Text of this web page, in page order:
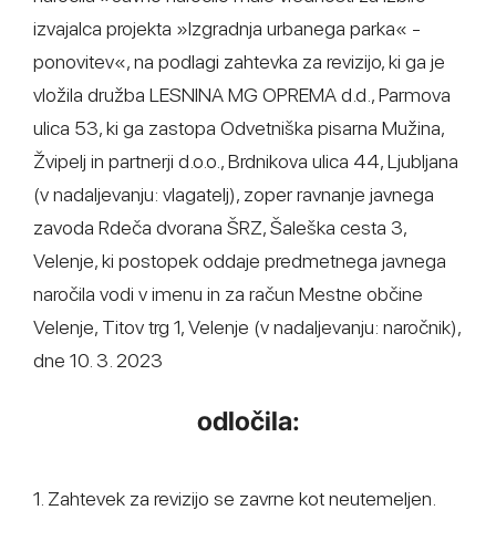
izvajalca projekta »Izgradnja urbanega parka« -
ponovitev«, na podlagi zahtevka za revizijo, ki ga je
vložila družba LESNINA MG OPREMA d.d., Parmova
ulica 53, ki ga zastopa Odvetniška pisarna Mužina,
Žvipelj in partnerji d.o.o., Brdnikova ulica 44, Ljubljana
(v nadaljevanju: vlagatelj), zoper ravnanje javnega
zavoda Rdeča dvorana ŠRZ, Šaleška cesta 3,
Velenje, ki postopek oddaje predmetnega javnega
naročila vodi v imenu in za račun Mestne občine
Velenje, Titov trg 1, Velenje (v nadaljevanju: naročnik),
dne 10. 3. 2023
odločila:
1. Zahtevek za revizijo se zavrne kot neutemeljen.